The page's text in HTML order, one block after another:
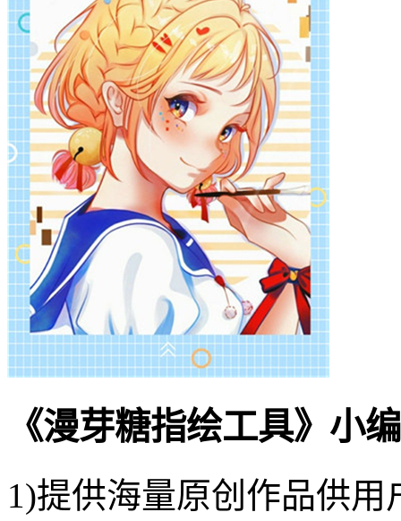
《漫芽糖指绘工具》小
1)提供海量原创作品供